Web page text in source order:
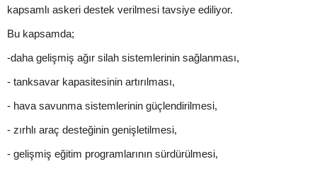
kapsamlı askeri destek verilmesi tavsiye ediliyor.
Bu kapsamda;
-daha gelişmiş ağır silah sistemlerinin sağlanması,
- tanksavar kapasitesinin artırılması,
- hava savunma sistemlerinin güçlendirilmesi,
- zırhlı araç desteğinin genişletilmesi,
- gelişmiş eğitim programlarının sürdürülmesi,